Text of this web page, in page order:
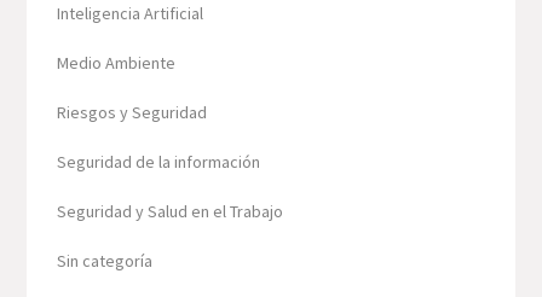
Inteligencia Artificial
Medio Ambiente
Riesgos y Seguridad
Seguridad de la información
Seguridad y Salud en el Trabajo
Sin categoría